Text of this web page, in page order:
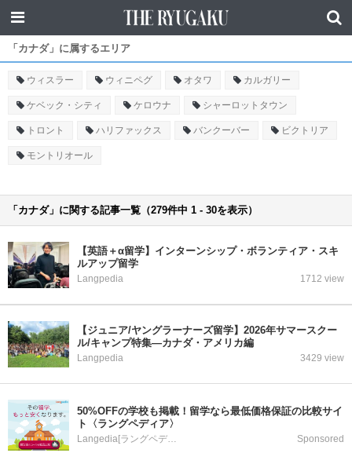
「カナダ」に属するエリア
ウィスラー ウィニペグ オタワ カルガリー
ケベック・シティ ケロウナ シャーロットタウン
トロント ハリファックス バンクーバー ビクトリア
モントリオール
「カナダ」に関する記事一覧（279件中 1 - 30を表示）
【英語＋α留学】インターンシップ・ボランティア・スキ
ルアップ留学
Langpedia 1712 view
【ジュニア/ヤングラーナーズ留学】2026年サマースクー
ル/キャンプ特集―カナダ・アメリカ編
Langpedia 3429 view
50%OFFの学校も掲載！留学なら最低価格保証の比較サイ
ト〈ラングペディア〉
Langedia[ラングペディア] Sponsored